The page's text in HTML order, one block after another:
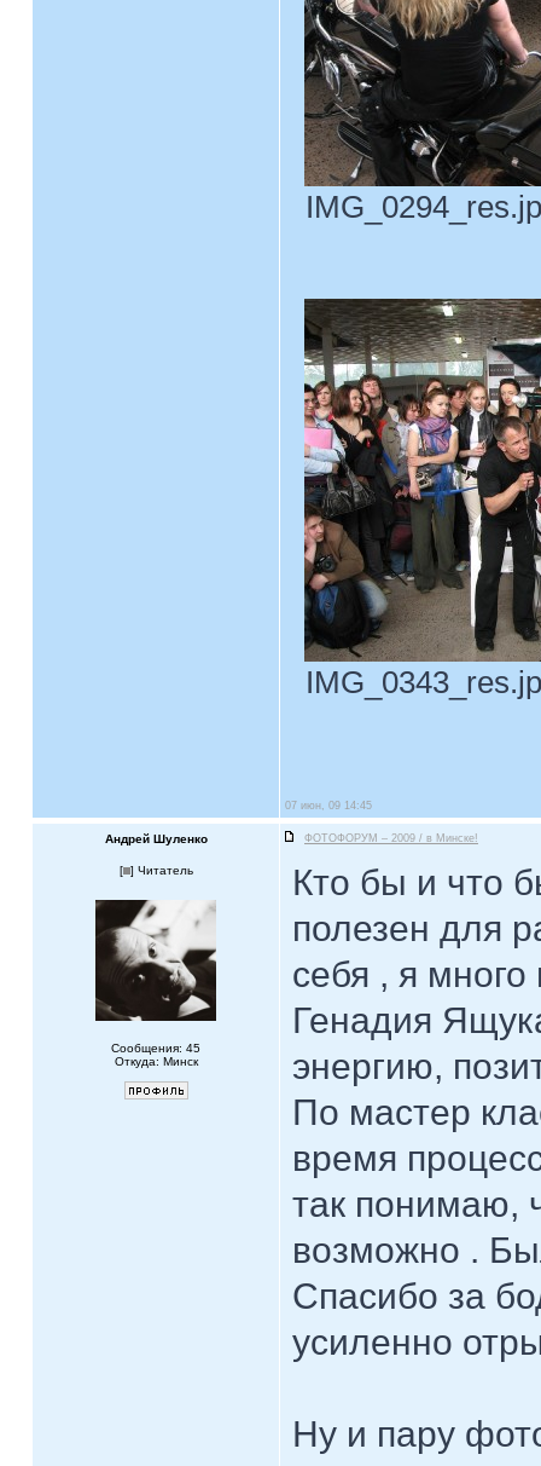
07 июн, 09 14:45
Андрей Шуленко ФОТОФОРУМ – 2009 / в Минске!
[ ] Читатель
Сообщения: 45
Откуда: Минск
Кто бы и что
полезен для
себя , я
Генадия
энергию,
По мастер
время
так понимаю,
возможно .
Спасибо за
усиленно
Ну и пару